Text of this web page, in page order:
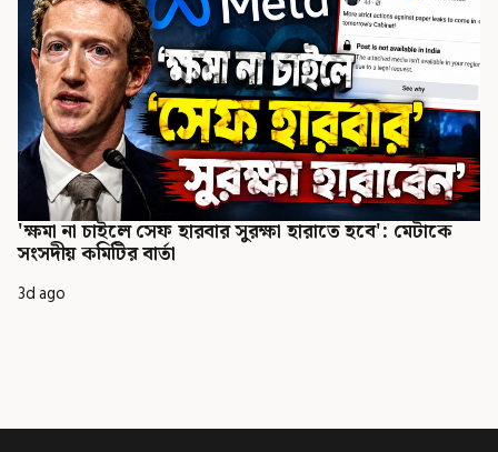
'ক্ষমা না চাইলে সেফ হারবার সুরক্ষা হারাতে হবে': মেটাকে
সংসদীয় কমিটির বার্তা
3d ago